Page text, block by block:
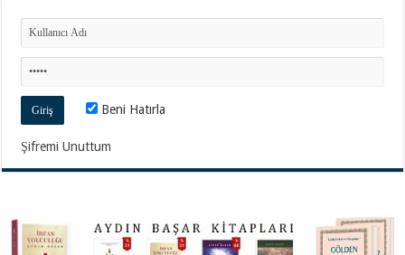
Beni Hatırla
Şifremi Unuttum